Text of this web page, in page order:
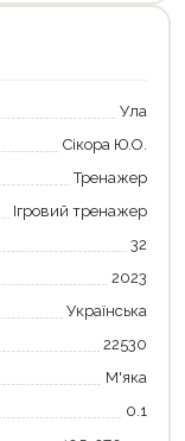
Ула
Сікора Ю.О.
Тренажер
Ігровий тренажер
32
2023
Українська
22530
М'яка
0.1